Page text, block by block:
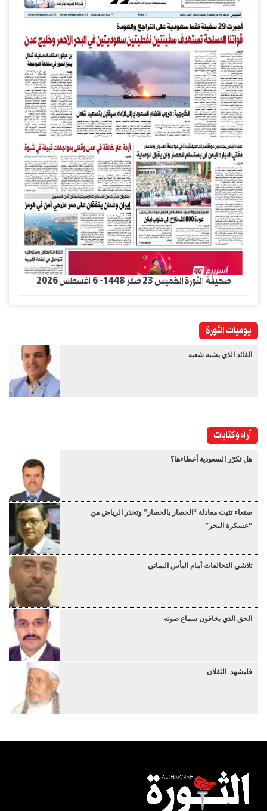
صحيفة الثورة الخميس 23 صفر 1448- 6 اغسطس 2026
يوميات الثورة
القائد الذي يشبه شعبه
آراء وكتابات
هل تكرّر السعودية أخطاءها؟
صنعاء تثبت معادلة “الحصار بالحصار” وتحذر الرياض من
“عسكرة البحر”
تلاشي التحالفات أمام البأس اليماني
الحق الذي يخافون سماع صوته
فليشهد الثقلان